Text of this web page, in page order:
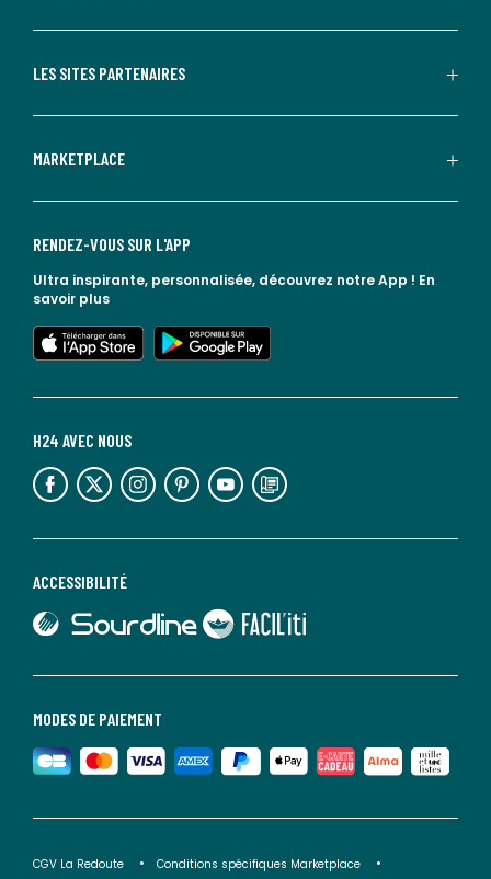
LES SITES PARTENAIRES
MARKETPLACE
MODES DE PAIEMENT
ACCESSIBILITÉ
lien vers Sourdline
lien vers Faciliti
H24 AVEC NOUS
lien vers l'espace réseaux sociaux lien vers l'espace réseaux sociaux lien vers l'espace réseaux sociaux lien vers l'espace réseaux sociaux lien vers l'espace réseaux sociaux lien vers le blog la redoute
RENDEZ-VOUS SUR L'APP
Ultra inspirante, personnalisée, découvrez notre App ! En
savoir plus
lien vers l'app store
lien vers google play
CGV La Redoute Conditions spécifiques Marketplace